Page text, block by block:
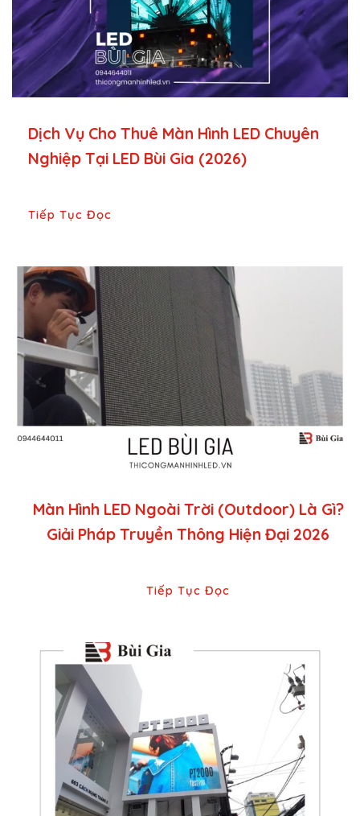
Dịch Vụ Cho Thuê Màn Hình LED Chuyên
Nghiệp Tại LED Bùi Gia (2026)
Tiếp Tục Đọc
Màn Hình LED Ngoài Trời (Outdoor) Là Gì?
Giải Pháp Truyền Thông Hiện Đại 2026
Tiếp Tục Đọc